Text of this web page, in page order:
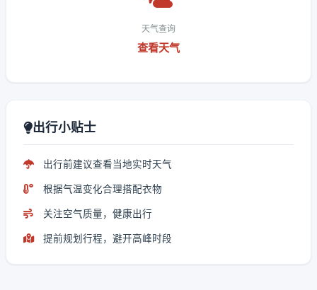
天气查询
查看天气
出行小贴士
出行前建议查看当地实时天气
根据气温变化合理搭配衣物
关注空气质量，健康出行
提前规划行程，避开高峰时段